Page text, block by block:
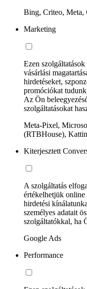
Bing, Criteo, Meta,
Marketing
Ezen
vásárlási
hirdetéseket,
promóciókat
Az Ön
szolgáltatásokat
Meta-Pixel,
(RTBHouse),
Kiterjesztett
A szolgáltatás
értékelhetjük
hirdetési
személyes adatait
szolgáltatókkal, ha
Google Ads
Performance